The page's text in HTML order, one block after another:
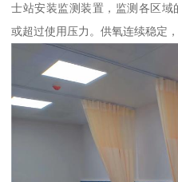
士站安装监测装置，监测各区
或超过使用压力。供氧连续稳定